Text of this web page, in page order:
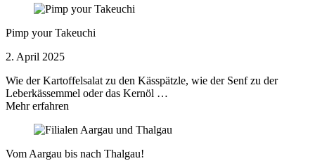
Pimp your Takeuchi
2. April 2025
Wie der Kartoffelsalat zu den Kässpätzle, wie der Senf zu der
Leberkässemmel oder das Kernöl …
Mehr erfahren
Vom Aargau bis nach Thalgau!